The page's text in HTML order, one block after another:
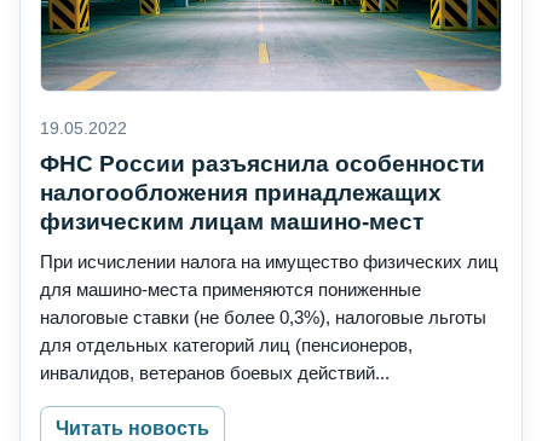
19.05.2022
ФНС России разъяснила особенности
налогообложения принадлежащих
физическим лицам машино-мест
При исчислении налога на имущество физических лиц
для машино-места применяются пониженные
налоговые ставки (не более 0,3%), налоговые льготы
для отдельных категорий лиц (пенсионеров,
инвалидов, ветеранов боевых действий...
Читать новость